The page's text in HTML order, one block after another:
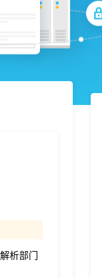
析部门